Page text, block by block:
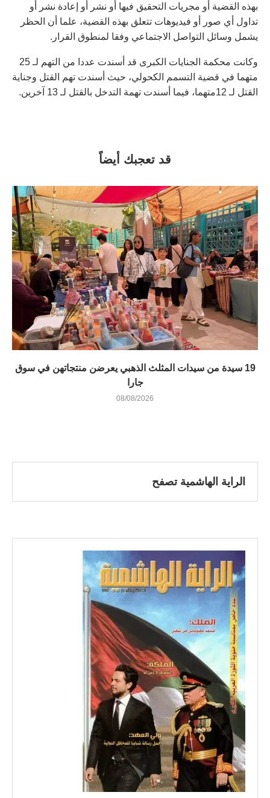
بهذه القضية أو مجريات التحقيق فيها أو نشر أو إعادة نشر أو
تداول أي صور أو فيديوهات تتعلق بهذه القضية، علما أن الحظر
يشمل وسائل التواصل الاجتماعي وفقا لمنطوق القرار.
وكانت محكمة الجنايات الكبرى قد أسندت عددا من التهم لـ 25
متهما في قضية التسمم الكحولي، حيث أسندت تهم القتل وجناية
القتل لـ 12متهما، فيما أسندت تهمة التدخل بالقتل لـ 13 آخرين.
قد تعجبك أيضاً
19 سيدة من سيدات المثلث الذهبي يعرضن منتجاتهن في سوق
جارا
08/08/2026
الراية الهاشمية تصفح